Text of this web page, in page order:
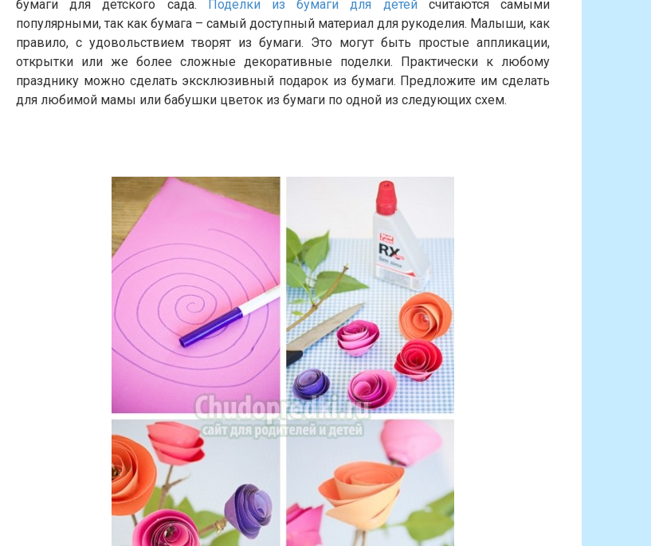
бумаги для детского сада. Поделки из бумаги для детейсчитаются самыми
популярными, так как бумага – самый доступный материал для рукоделия. Малыши, как
правило, с удовольствием творят из бумаги. Это могут быть простые аппликации,
открытки или же более сложные декоративные поделки. Практически к любому
празднику можно сделать эксклюзивный подарок из бумаги. Предложите им сделать
для любимой мамы или бабушки цветок из бумаги по одной из следующих схем.